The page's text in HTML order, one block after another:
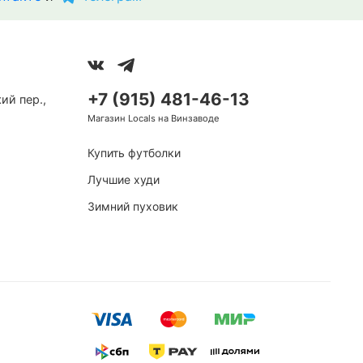
пер.,
+7 (915) 481-46-13
Магазин Locals на Винзаводе
Купить футболки
Лучшие худи
Зимний пуховик